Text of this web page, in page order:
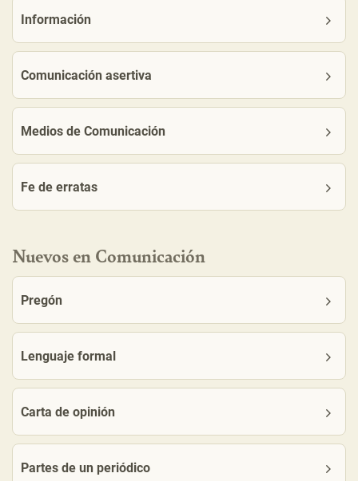
Información
Comunicación asertiva
Medios de Comunicación
Fe de erratas
Nuevos en Comunicación
Pregón
Lenguaje formal
Carta de opinión
Partes de un periódico